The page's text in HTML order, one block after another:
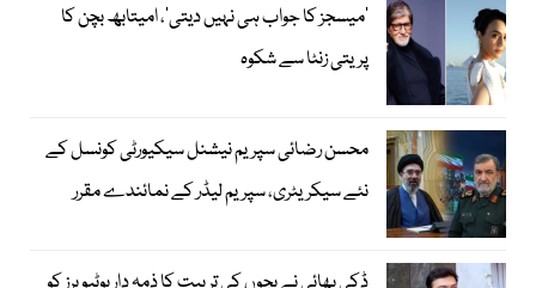
’میسجز کا جواب ہی نہیں دیتی‘، امیتابھ بچن کا
پریتی زنٹا سے شکوہ
محسن رضائی سپریم نیشنل سیکیورٹی کونسل کے
نئے سیکریٹری، سپریم لیڈر کے نمائندے مقرر